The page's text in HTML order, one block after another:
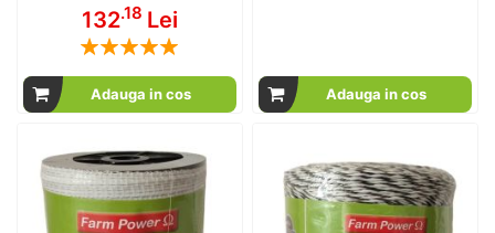
132.18 Lei
Rating:
Adauga in cos Adauga in cos